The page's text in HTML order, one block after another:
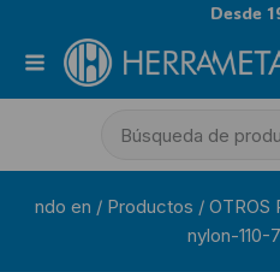
Desde
ndo en / Productos / OTROS
nylon-110-